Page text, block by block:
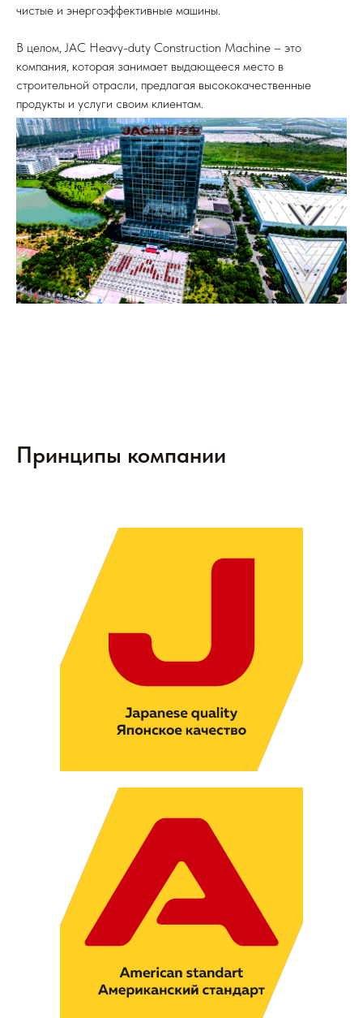
чистые и энергоэффективные машины.
В целом, JAC Heavy-duty Construction Machine – это
компания, которая занимает выдающееся место в
строительной отрасли, предлагая высококачественные
продукты и услуги своим клиентам.
Принципы компании